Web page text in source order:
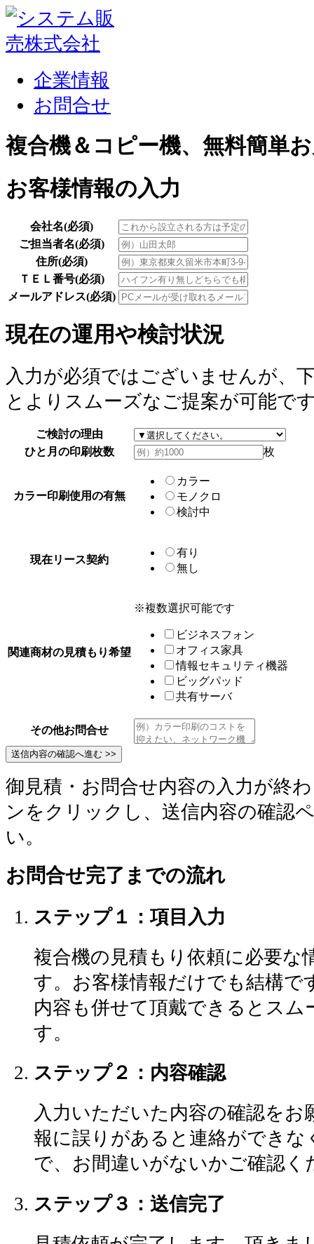
企業情報
お問合せ
複合機＆コピー機、無料簡単
お客様情報の入力
会社名(必須)
ご担当者名(必須)
住所(必須)
ＴＥＬ番号(必須)
メールアドレス(必須)
現在の運用や検討状況
入力が必須ではございませんが、
とよりスムーズなご提案が可能で
ご検討の理由
ひと月の印刷枚数
枚
カラー印刷使用の有無
カラー
モノクロ
検討中
現在リース契約
有り
無し
関連商材の見積もり希望
※複数選択可能です
ビジネスフォン
オフィス家具
情報セキュリティ機器
ビッグパッド
共有サーバ
その他お問合せ
御見積・お問合せ内容の入力が終
ンをクリックし、送信内容の確認
い。
お問合せ完了までの流れ
ステップ１：項目入力
複合機の見積もり依頼に必要な
す。お客様情報だけでも結構で
内容も併せて頂戴できるとスム
す。
ステップ２：内容確認
入力いただいた内容の確認をお
報に誤りがあると連絡ができ
で、お間違いがないかご確認く
ステップ３：送信完了